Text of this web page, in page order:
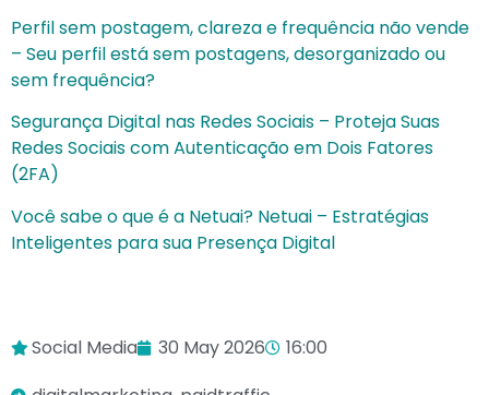
Perfil sem postagem, clareza e frequência não vende
– Seu perfil está sem postagens, desorganizado ou
sem frequência?
Segurança Digital nas Redes Sociais – Proteja Suas
Redes Sociais com Autenticação em Dois Fatores
(2FA)
Você sabe o que é a Netuai? Netuai – Estratégias
Inteligentes para sua Presença Digital
Social Media 30 May 2026
16:00